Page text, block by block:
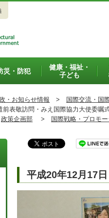
災・防犯
健康・福祉・
子ども
・お知らせ情報 > 国際交流・国
表敬訪問・みえ国際協力大使委嘱
政策企画部 > 国際戦略・プロモ
平成20年12月17